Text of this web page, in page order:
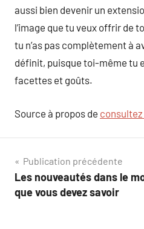
aussi bien devenir un
l’image que tu veux offrir de
tu n’as pas complètement à
définit, puisque toi-même tu
facettes et goûts.
Source à propos de
Navigation
de
Publication précédente
Les nouveautés dans le
que vous devez savoir